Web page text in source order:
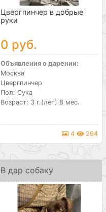
Цвергпинчер в добрые
руки
0 руб.
Объявления о дарении:
Москва
Цвергпинчер
Пол: Сука
Возраст: 3 г.(лет) 8 мес.
4 294
В дар собаку